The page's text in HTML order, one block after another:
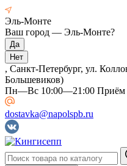
Эль-Монте
Ваш город — Эль-Монте?
, Санкт-Петербург, ул.
Большевиков)
Пн—Вс 10:00—21:00 Приём
dostavka@napolspb.ru